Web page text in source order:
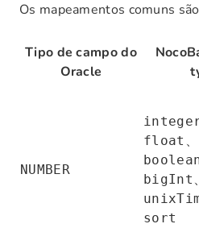
Os mapeamentos comuns
Tipo de campo do
Oracle
NUMBER
float 、
bigInt 、
sort